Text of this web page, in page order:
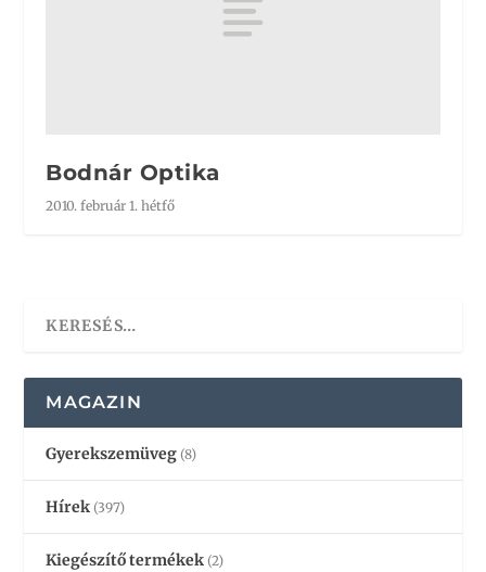
Bodnár Optika
2010. február 1. hétfő
MAGAZIN
Gyerekszemüveg (8)
Hírek (397)
Kiegészítő termékek (2)